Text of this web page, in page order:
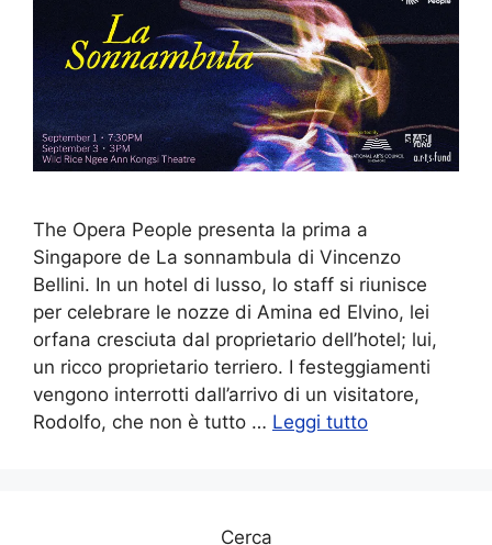
The Opera People presenta la prima a
Singapore de La sonnambula di Vincenzo
Bellini. In un hotel di lusso, lo staff si riunisce
per celebrare le nozze di Amina ed Elvino, lei
orfana cresciuta dal proprietario dell’hotel; lui,
un ricco proprietario terriero. I festeggiamenti
vengono interrotti dall’arrivo di un visitatore,
Rodolfo, che non è tutto … Leggi tutto
Cerca